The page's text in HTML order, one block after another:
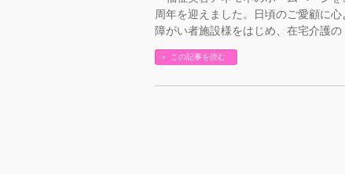
周年を迎えました。日頃のご愛顧に
障がい者施設様をはじめ、在宅介護の
この記事を読む